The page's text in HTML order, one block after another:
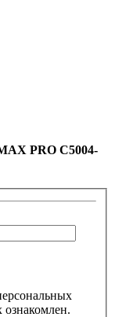
PRO C5004-
ознакомлен.